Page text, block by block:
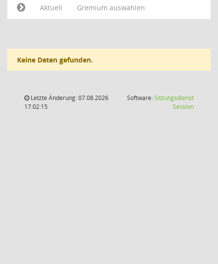
Aktuell
Gremium auswählen
Keine Daten gefunden.
Letzte Änderung: 07.08.2026
17:02:15
Software:Sitzungsdienst
Session(Wird in